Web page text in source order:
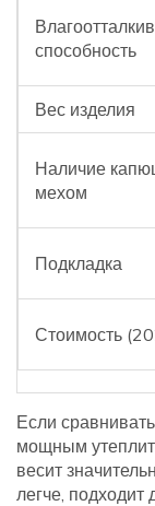
способность
Вес изделия
Наличие
мехом
Подкладка
Стоимость
Если
мощным
весит
легче, подходит